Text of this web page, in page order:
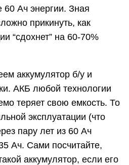
Ач энергии. Зная
прикинуть, как
“сдохнет” на 60-70%
аккумулятор б/у и
АКБ любой технологии
теряет свою емкость. То
эксплуатации (что
пару лет из 60 Ач
Ач. Сами посчитайте,
аккумулятор, если его